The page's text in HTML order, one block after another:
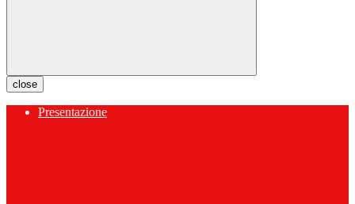
close
Presentazione